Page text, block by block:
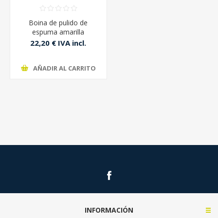
Boina de pulido de
espuma amarilla
3M50488 velcro diam-
22,20 € IVA incl.
AÑADIR AL CARRITO
INFORMACIÓN